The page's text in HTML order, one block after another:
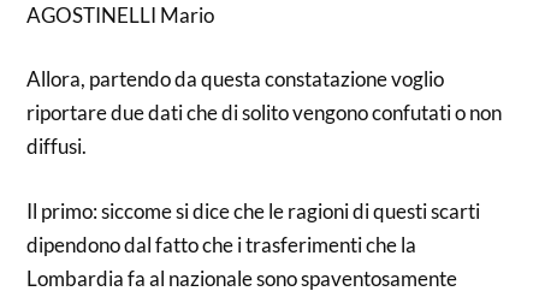
AGOSTINELLI Mario
Allora, partendo da questa constatazione voglio
riportare due dati che di solito vengono confutati o non
diffusi.
Il primo: siccome si dice che le ragioni di questi scarti
dipendono dal fatto che i trasferimenti che la
Lombardia fa al nazionale sono spaventosamente